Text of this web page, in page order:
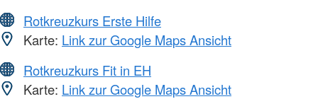
Rotkreuzkurs Erste Hilfe
Karte: Link zur Google Maps Ansicht
Rotkreuzkurs Fit in EH
Karte: Link zur Google Maps Ansicht